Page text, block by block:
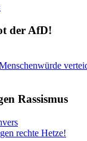
der AfD!
Rassismus
rechte Hetze!